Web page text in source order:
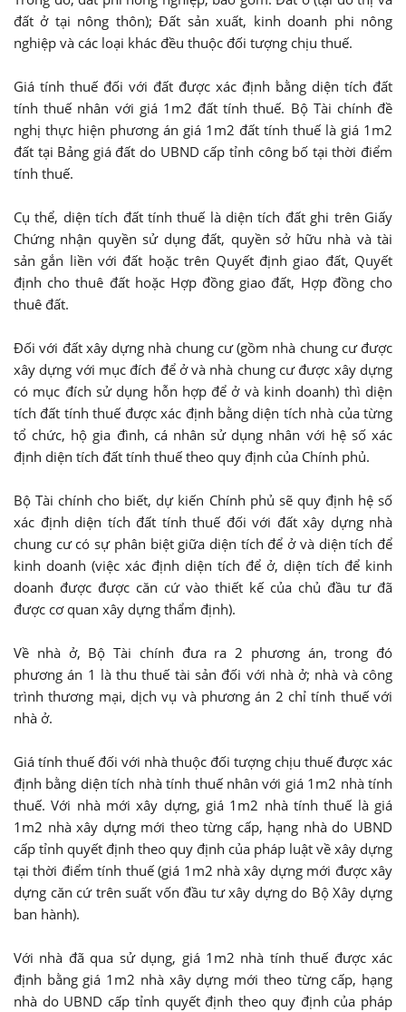
đất ở tại nông thôn); Đất sản xuất, kinh doanh phi nông
nghiệp và các loại khác đều thuộc đối tượng chịu thuế.
Giá tính thuế đối với đất được xác định bằng diện tích đất
tính thuế nhân với giá 1m2 đất tính thuế. Bộ Tài chính đề
nghị thực hiện phương án giá 1m2 đất tính thuế là giá 1m2
đất tại Bảng giá đất do UBND cấp tỉnh công bố tại thời điểm
tính thuế.
Cụ thể, diện tích đất tính thuế là diện tích đất ghi trên Giấy
Chứng nhận quyền sử dụng đất, quyền sở hữu nhà và tài
sản gắn liền với đất hoặc trên Quyết định giao đất, Quyết
định cho thuê đất hoặc Hợp đồng giao đất, Hợp đồng cho
thuê đất.
Đối với đất xây dựng nhà chung cư (gồm nhà chung cư được
xây dựng với mục đích để ở và nhà chung cư được xây dựng
có mục đích sử dụng hỗn hợp để ở và kinh doanh) thì diện
tích đất tính thuế được xác định bằng diện tích nhà của từng
tổ chức, hộ gia đình, cá nhân sử dụng nhân với hệ số xác
định diện tích đất tính thuế theo quy định của Chính phủ.
Bộ Tài chính cho biết, dự kiến Chính phủ sẽ quy định hệ số
xác định diện tích đất tính thuế đối với đất xây dựng nhà
chung cư có sự phân biệt giữa diện tích để ở và diện tích để
kinh doanh (việc xác định diện tích để ở, diện tích để kinh
doanh được được căn cứ vào thiết kế của chủ đầu tư đã
được cơ quan xây dựng thẩm định).
Về nhà ở, Bộ Tài chính đưa ra 2 phương án, trong đó
phương án 1 là thu thuế tài sản đối với nhà ở; nhà và công
trình thương mại, dịch vụ và phương án 2 chỉ tính thuế với
nhà ở.
Giá tính thuế đối với nhà thuộc đối tượng chịu thuế được xác
định bằng diện tích nhà tính thuế nhân với giá 1m2 nhà tính
thuế. Với nhà mới xây dựng, giá 1m2 nhà tính thuế là giá
1m2 nhà xây dựng mới theo từng cấp, hạng nhà do UBND
cấp tỉnh quyết định theo quy định của pháp luật về xây dựng
tại thời điểm tính thuế (giá 1m2 nhà xây dựng mới được xây
dựng căn cứ trên suất vốn đầu tư xây dựng do Bộ Xây dựng
ban hành).
Với nhà đã qua sử dụng, giá 1m2 nhà tính thuế được xác
định bằng giá 1m2 nhà xây dựng mới theo từng cấp, hạng
nhà do UBND cấp tỉnh quyết định theo quy định của pháp